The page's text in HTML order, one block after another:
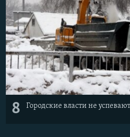
8 Городские власти не